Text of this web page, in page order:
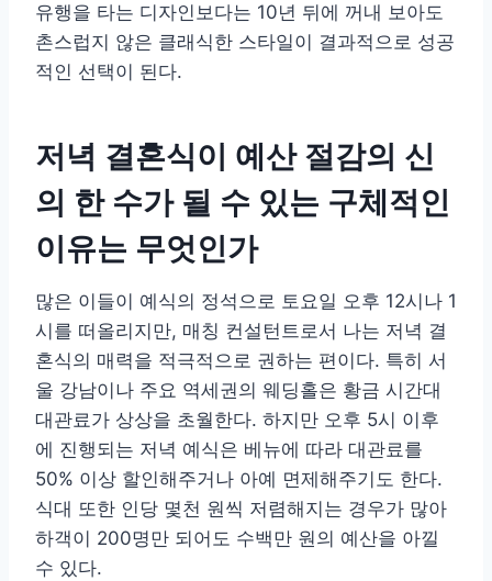
유행을 타는 디자인보다는 10년 뒤에 꺼내 보아도
촌스럽지 않은 클래식한 스타일이 결과적으로 성공
적인 선택이 된다.
저녁 결혼식이 예산 절감의 신
의 한 수가 될 수 있는 구체적인
이유는 무엇인가
많은 이들이 예식의 정석으로 토요일 오후 12시나 1
시를 떠올리지만, 매칭 컨설턴트로서 나는 저녁 결
혼식의 매력을 적극적으로 권하는 편이다. 특히 서
울 강남이나 주요 역세권의 웨딩홀은 황금 시간대
대관료가 상상을 초월한다. 하지만 오후 5시 이후
에 진행되는 저녁 예식은 베뉴에 따라 대관료를
50% 이상 할인해주거나 아예 면제해주기도 한다.
식대 또한 인당 몇천 원씩 저렴해지는 경우가 많아
하객이 200명만 되어도 수백만 원의 예산을 아낄
수 있다.